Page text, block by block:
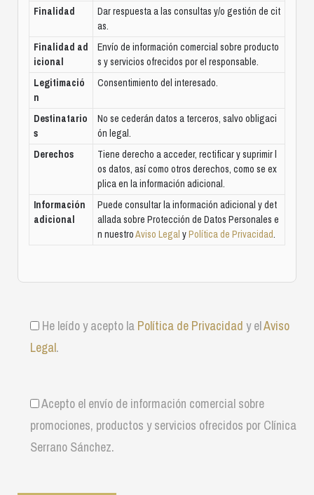
Finalidad
Dar respuesta a las consultas y/o gestión de cit
as.
Finalidad ad
icional
Envío de información comercial sobre producto
s y servicios ofrecidos por el responsable.
Legitimació
n
Consentimiento del interesado.
Destinatario
s
No se cederán datos a terceros, salvo obligaci
ón legal.
Derechos
Tiene derecho a acceder, rectificar y suprimir l
os datos, así como otros derechos, como se ex
plica en la información adicional.
Información
adicional
Puede consultar la información adicional y det
allada sobre Protección de Datos Personales e
n nuestroAviso Legal yPolítica de Privacidad.
He leído y acepto la Política de Privacidad y elAviso
Legal.
Acepto el envío de información comercial sobre
promociones, productos y servicios ofrecidos por Clínica
Serrano Sánchez.